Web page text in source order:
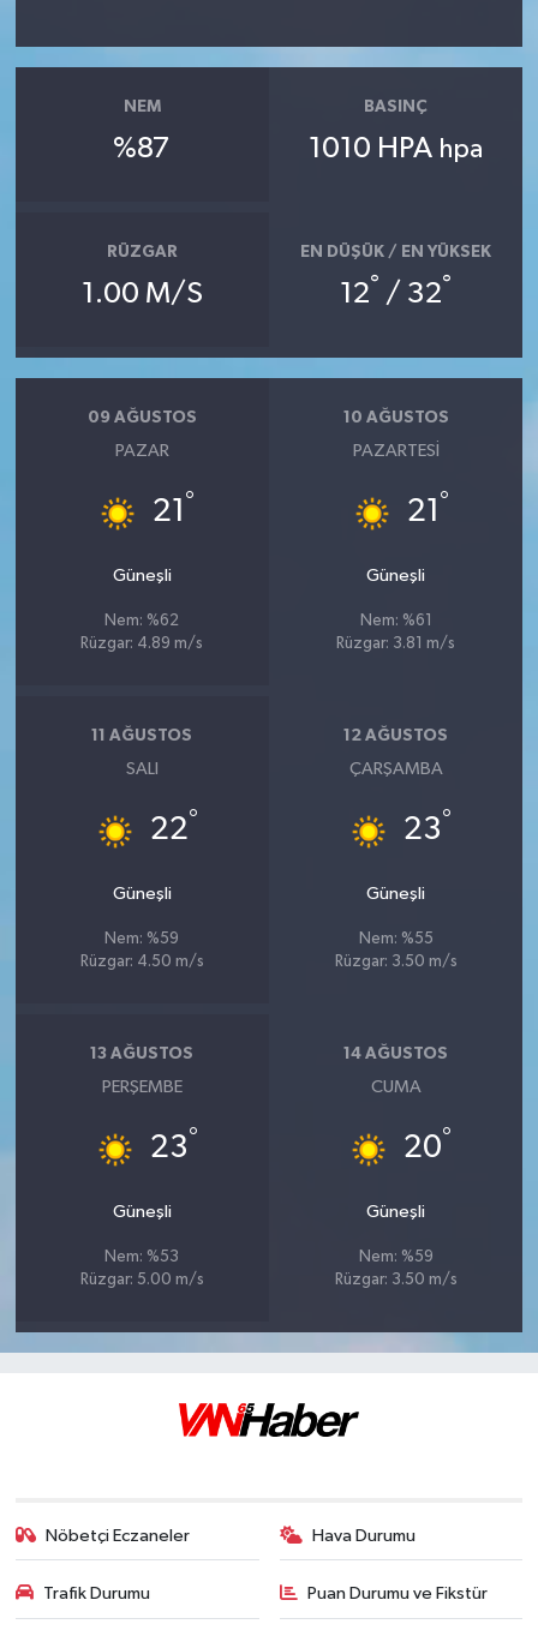
NEM
%87
BASINÇ
1010 HPA hpa
RÜZGAR
1.00 M/S
EN DÜŞÜK / EN YÜKSEK
12° / 32°
09 AĞUSTOS
PAZAR
21 °
Güneşli
Nem: %62
Rüzgar: 4.89 m/s
10 AĞUSTOS
PAZARTESI
21 °
Güneşli
Nem: %61
Rüzgar: 3.81 m/s
11 AĞUSTOS
SALI
22°
Güneşli
Nem: %59
Rüzgar: 4.50 m/s
12 AĞUSTOS
ÇARŞAMBA
23°
Güneşli
Nem: %55
Rüzgar: 3.50 m/s
13 AĞUSTOS
PERŞEMBE
23°
Güneşli
Nem: %53
Rüzgar: 5.00 m/s
14 AĞUSTOS
CUMA
20°
Güneşli
Nem: %59
Rüzgar: 3.50 m/s
Nöbetçi Eczaneler Hava Durumu
Trafik Durumu Puan Durumu ve Fikstür